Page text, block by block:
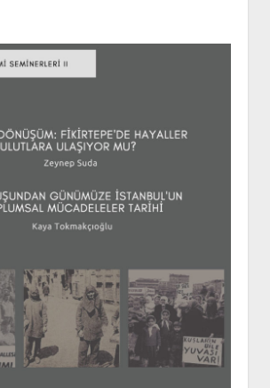
1940’LI YILLAR KİTAPLIĞI
ATTF KİTAPLIĞI
TDF KİTAPLIĞI
GDF KİTAPLIĞI